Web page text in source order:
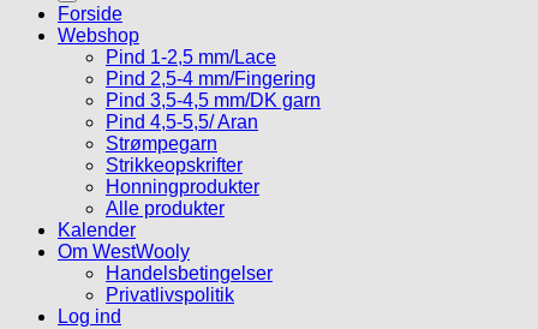
Forside
Webshop
Pind 1-2,5 mm/Lace
Pind 2,5-4 mm/Fingering
Pind 3,5-4,5 mm/DK garn
Pind 4,5-5,5/ Aran
Strømpegarn
Strikkeopskrifter
Honningprodukter
Alle produkter
Kalender
Om WestWooly
Handelsbetingelser
Privatlivspolitik
Log ind